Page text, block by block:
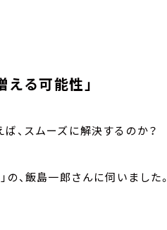
る可能性」
ば、スムーズに解決するのか？
の、飯島一郎さんに伺いました。